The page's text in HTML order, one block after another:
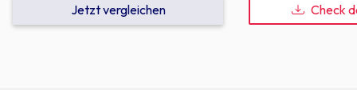
Jetzt vergleichen Check